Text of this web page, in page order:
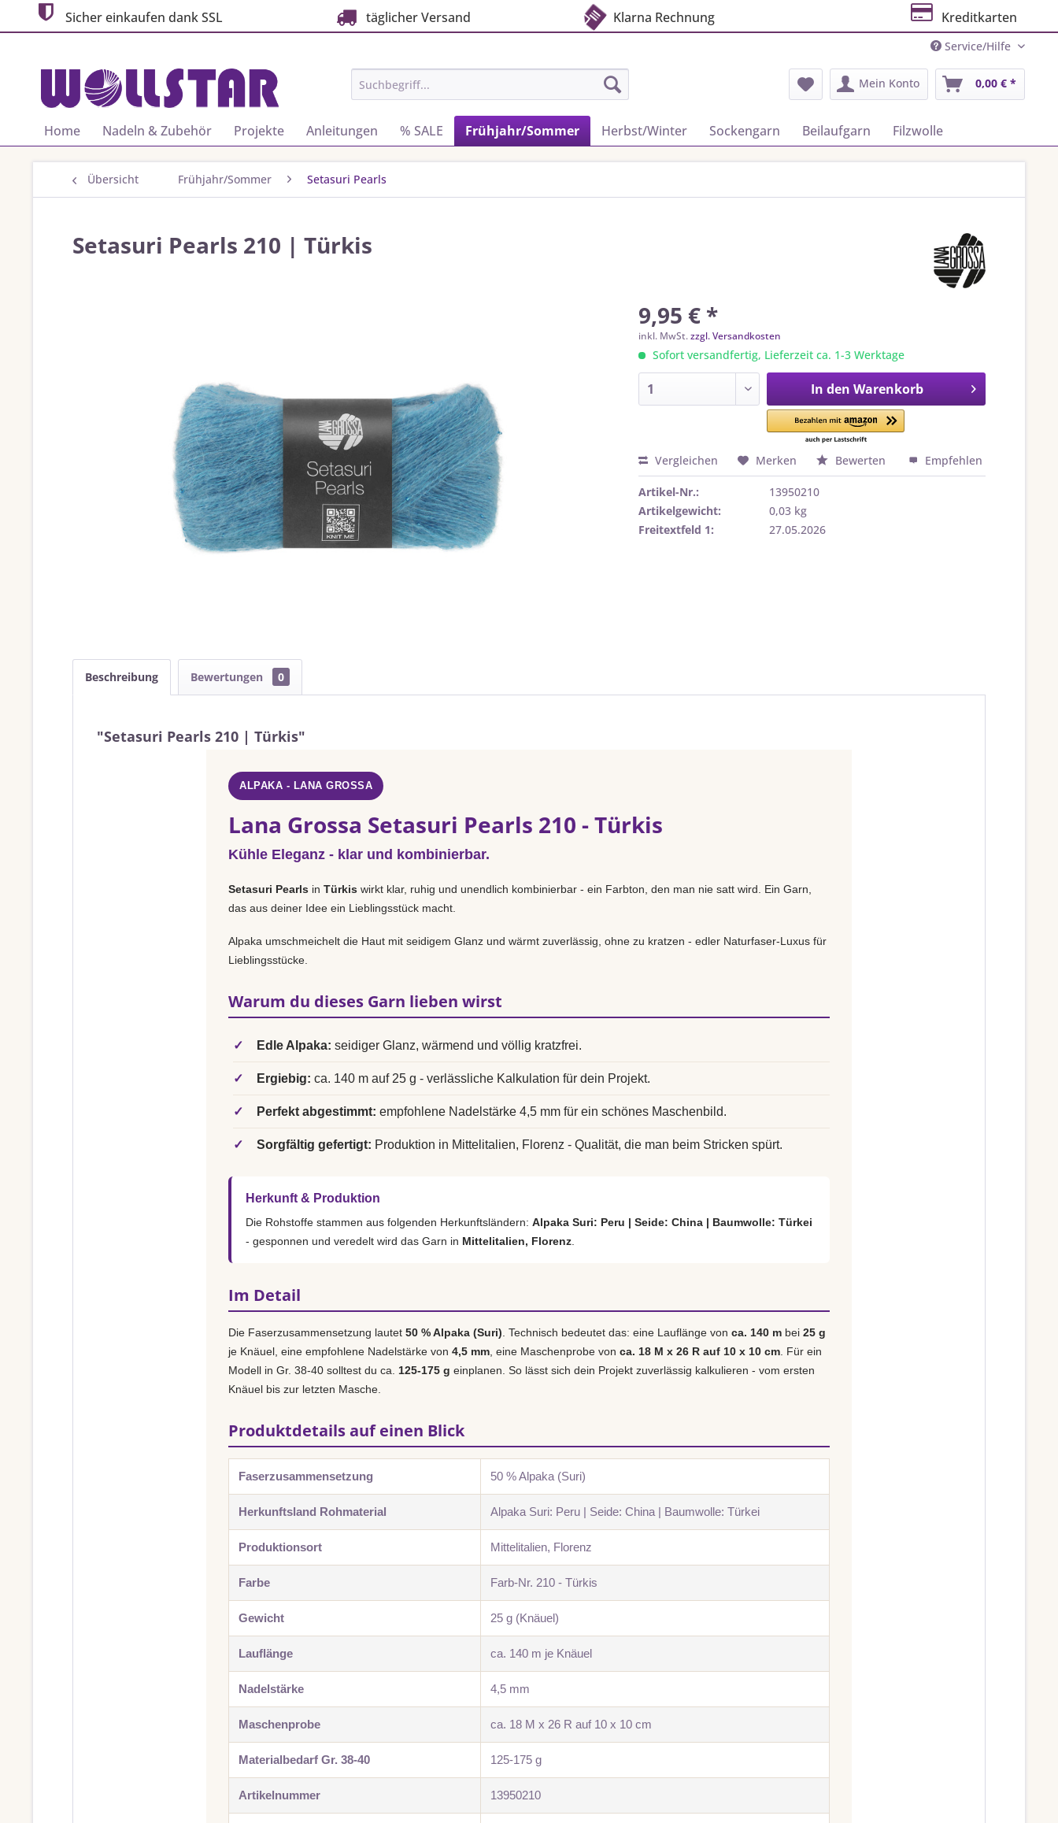
Sicher einkaufen dank SSL täglicher Versand Klarna Rechnung Kreditkarten
Service/Hilfe
Mein Konto 0,00 € *
Home Nadeln & Zubehör Projekte Anleitungen % SALE Frühjahr/Sommer Herbst/Winter Sockengarn Beilaufgarn Filzwolle
Übersicht Frühjahr/Sommer Setasuri Pearls
Setasuri Pearls 210 | Türkis
9,95 € *
inkl. MwSt.zzgl. Versandkosten
Sofort versandfertig, Lieferzeit ca. 1-3 Werktage
In den Warenkorb
Vergleichen Merken Bewerten Empfehlen
Artikel-Nr.:
13950210
Artikelgewicht:
0,03 kg
Freitextfeld 1:
27.05.2026
Beschreibung Bewertungen 0
"Setasuri Pearls 210 | Türkis"
ALPAKA - LANA GROSSA
Lana Grossa Setasuri Pearls 210 - Türkis
Kühle Eleganz - klar und kombinierbar.
Setasuri Pearls in Türkis wirkt klar, ruhig und unendlich kombinierbar - ein Farbton, den man nie satt wird. Ein Garn,
das aus deiner Idee ein Lieblingsstück macht.
Alpaka umschmeichelt die Haut mit seidigem Glanz und wärmt zuverlässig, ohne zu kratzen - edler Naturfaser-Luxus für
Lieblingsstücke.
Warum du dieses Garn lieben wirst
✓ Edle Alpaka: seidiger Glanz, wärmend und völlig kratzfrei.
✓ Ergiebig: ca. 140 m auf 25 g - verlässliche Kalkulation für dein Projekt.
✓ Perfekt abgestimmt: empfohlene Nadelstärke 4,5 mm für ein schönes Maschenbild.
✓ Sorgfältig gefertigt: Produktion in Mittelitalien, Florenz - Qualität, die man beim Stricken spürt.
Herkunft & Produktion
Die Rohstoffe stammen aus folgenden Herkunftsländern: Alpaka Suri: Peru | Seide: China | Baumwolle: Türkei
- gesponnen und veredelt wird das Garn in Mittelitalien, Florenz
Im Detail
Die Faserzusammensetzung lautet 50 % Alpaka (Suri) . Technisch bedeutet das: eine Lauflänge von ca. 140 m bei 25 g
je Knäuel, eine empfohlene Nadelstärke von 4,5 mm , eine Maschenprobe von ca. 18 M x 26 R auf 10 x 10 cm . Für ein
Modell in Gr. 38-40 solltest du ca. 125-175 g einplanen. So lässt sich dein Projekt zuverlässig kalkulieren - vom ersten
Knäuel bis zur letzten Masche.
Produktdetails auf einen Blick
Faserzusammensetzung 50 % Alpaka (Suri)
Herkunftsland Rohmaterial Alpaka Suri: Peru | Seide: China | Baumwolle: Türkei
Produktionsort Mittelitalien, Florenz
Farbe Farb-Nr. 210 - Türkis
Gewicht 25 g (Knäuel)
Lauflänge ca. 140 m je Knäuel
Nadelstärke 4,5 mm
Maschenprobe ca. 18 M x 26 R auf 10 x 10 cm
Materialbedarf Gr. 38-40 125-175 g
Artikelnummer 13950210